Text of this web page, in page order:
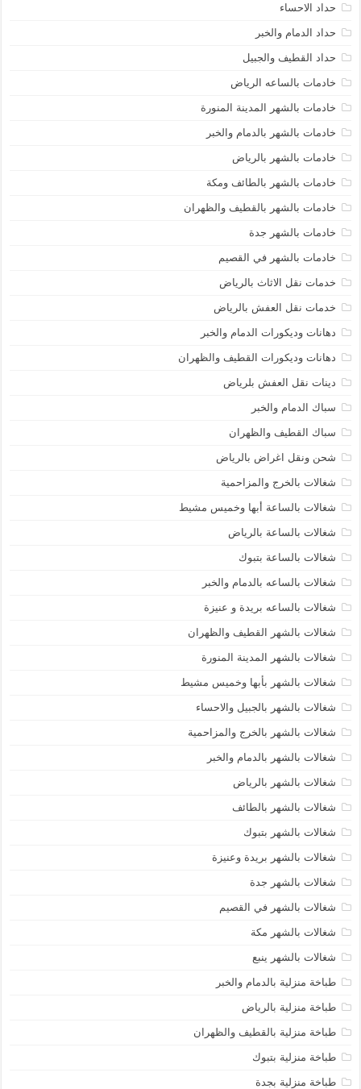
حداد الاحساء
حداد الدمام والخبر
حداد القطيف والجبيل
خادمات بالساعه الرياض
خادمات بالشهر المدينة المنورة
خادمات بالشهر بالدمام والخبر
خادمات بالشهر بالرياض
خادمات بالشهر بالطائف ومكة
خادمات بالشهر بالقطيف والظهران
خادمات بالشهر جدة
خادمات بالشهر في القصيم
خدمات نقل الاثاث بالرياض
خدمات نقل العفش بالرياض
دهانات وديكورات الدمام والخبر
دهانات وديكورات القطيف والظهران
دينات نقل العفش بلرياض
سباك الدمام والخبر
سباك القطيف والظهران
شحن ونقل اغراض بالرياض
شغالات بالخرج والمزاحمية
شغالات بالساعة أبها وخميس مشيط
شغالات بالساعة بالرياض
شغالات بالساعة بتبوك
شغالات بالساعه بالدمام والخبر
شغالات بالساعه بريدة و عنيزة
شغالات بالشهر القطيف والظهران
شغالات بالشهر المدينة المنورة
شغالات بالشهر بأبها وخميس مشيط
شغالات بالشهر بالجبيل والاحساء
شغالات بالشهر بالخرج والمزاحمية
شغالات بالشهر بالدمام والخبر
شغالات بالشهر بالرياض
شغالات بالشهر بالطائف
شغالات بالشهر بتبوك
شغالات بالشهر بريدة وعنيزة
شغالات بالشهر جدة
شغالات بالشهر في القصيم
شغالات بالشهر مكة
شغالات بالشهر ينبع
طباخة منزلية بالدمام والخبر
طباخة منزلية بالرياض
طباخة منزلية بالقطيف والظهران
طباخة منزلية بتبوك
طباخة منزلية بجدة